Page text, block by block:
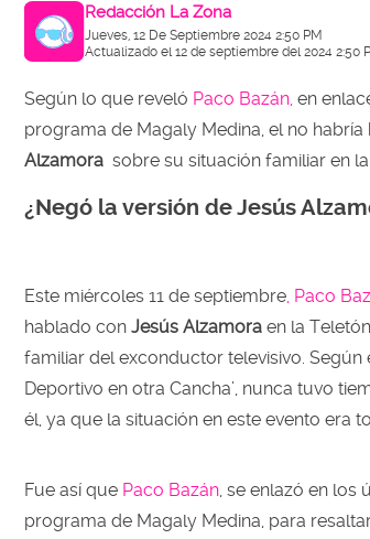
Redacción La Zona
Jueves, 12 De Septiembre 2024 2:50 PM
Actualizado el 12 de septiembre del 2024 2:50
Según lo que reveló Paco Bazán, en
programa de Magaly Medina, el no
Alzamora sobre su situación familiar en
¿Negó la versión de Jesús
Este miércoles 11 de septiembre , Paco
hablado con Jesús Alzamora en la
familiar del exconductor televisivo. Según
Deportivo en otra Cancha’, nunca tuvo
él, ya que la situación en este evento era
Fue así que Paco Bazán , se enlazó en
programa de Magaly Medina, para